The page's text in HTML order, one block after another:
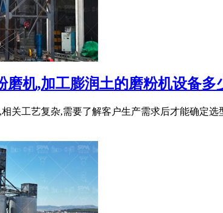
磨机,加工膨润土的磨粉机设备多
关工艺复杂,需要了解客户生产需求后才能确定